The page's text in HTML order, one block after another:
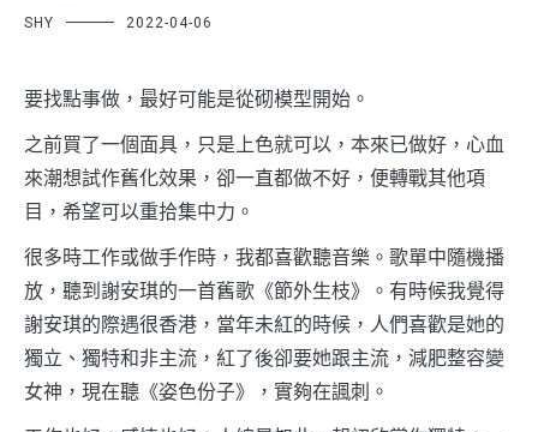
SHY 2022-04-06
要找點事做，最好可能是從砌模型開始。
之前買了一個面具，只是上色就可以，本來已做好，心血
來潮想試作舊化效果，卻一直都做不好，便轉戰其他項
目，希望可以重拾集中力。
很多時工作或做手作時，我都喜歡聽音樂。歌單中隨機播
放，聽到謝安琪的一首舊歌《節外生枝》。有時候我覺得
謝安琪的際遇很香港，當年未紅的時候，人們喜歡是她的
獨立、獨特和非主流，紅了後卻要她跟主流，減肥整容變
女神，現在聽《姿色份子》，實夠在諷刺。